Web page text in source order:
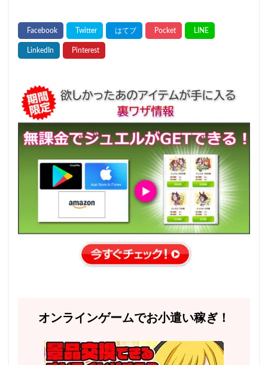
オンラインゲームでお小遣い稼ぎ！